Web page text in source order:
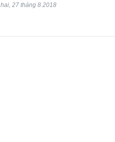
27 tháng 8 2018